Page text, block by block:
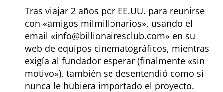
Tras viajar 2 años por EE.UU. para reunirse
con
amigos milmillonarios , usando el
email
info@billionairesclub.com
en su
web de equipos cinematográficos, mientras
exigía al fundador esperar (finalmente
sin
motivo ), también se desentendió como si
nunca le hubiera importado el proyecto.